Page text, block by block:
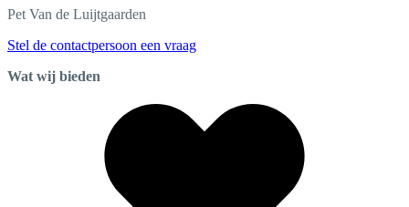
Pet Van de Luijtgaarden
Stel de contactpersoon een vraag
Wat wij bieden